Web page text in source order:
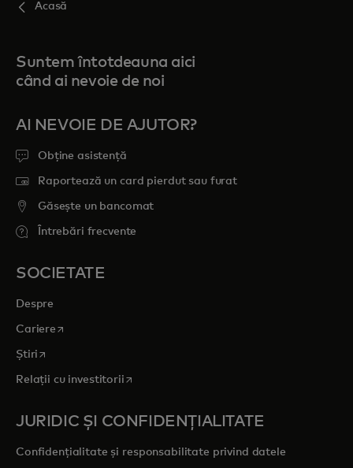
Acasă
Suntem întotdeauna aici
când ai nevoie de noi
AI NEVOIE DE AJUTOR?
Obține asistență
Raportează un card pierdut sau furat
Găsește un bancomat
Întrebări frecvente
SOCIETATE
Despre
Cariere opens in a new tab
Știri opens in a new tab
Relații cu investitoriiopens in a new tab
JURIDIC ȘI CONFIDENȚIALITATE
Confidențialitate și responsabilitate privind datele